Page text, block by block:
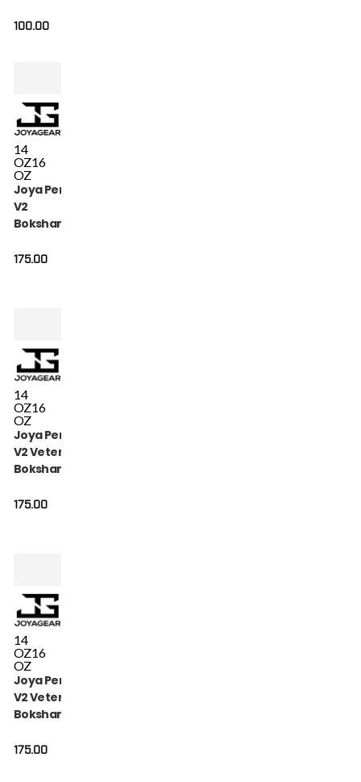
Leer Zwart
100.00
14
OZ16
OZ
Joya Performance
V2
Bokshandschoenen
175.00
14
OZ16
OZ
Joya Performance
V2 Veters
Bokshandschoenen
175.00
14
OZ16
OZ
Joya Performance
V2 Veters
Bokshandschoenen
175.00